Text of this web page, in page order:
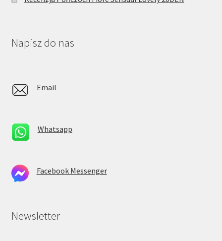
Napisz do nas
Email
Whatsapp
Facebook Messenger
Newsletter